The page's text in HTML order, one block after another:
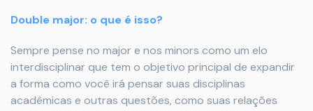
Double major: o que é isso?
Sempre pense no major e nos minors como um elo
interdisciplinar que tem o objetivo principal de expandir
a forma como você irá pensar suas disciplinas
acadêmicas e outras questões, como suas relações